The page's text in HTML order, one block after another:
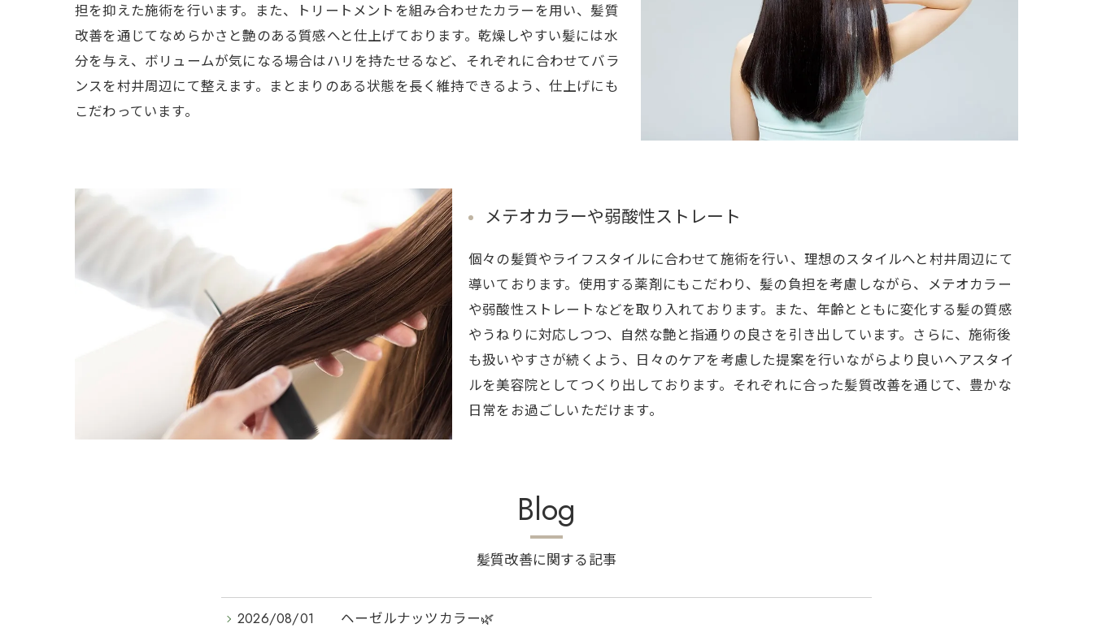
担を抑えた施術を行います。また、トリートメントを組み合わせたカラーを用い、髪質
改善を通じてなめらかさと艶のある質感へと仕上げております。乾燥しやすい髪には水
分を与え、ボリュームが気になる場合はハリを持たせるなど、それぞれに合わせてバラ
ンスを村井周辺にて整えます。まとまりのある状態を長く維持できるよう、仕上げにも
こだわっています。
メテオカラーや弱酸性ストレート
個々の髪質やライフスタイルに合わせて施術を行い、理想のスタイルへと村井周辺にて
導いております。使用する薬剤にもこだわり、髪の負担を考慮しながら、メテオカラー
や弱酸性ストレートなどを取り入れております。また、年齢とともに変化する髪の質感
やうねりに対応しつつ、自然な艶と指通りの良さを引き出しています。さらに、施術後
も扱いやすさが続くよう、日々のケアを考慮した提案を行いながらより良いヘアスタイ
ルを美容院としてつくり出しております。それぞれに合った髪質改善を通じて、豊かな
日常をお過ごしいただけます。
髪質改善に関する記事
Blog
2026/08/01 ヘーゼルナッツカラー🌿